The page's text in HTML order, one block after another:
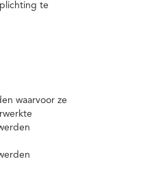
te
waarvoor ze